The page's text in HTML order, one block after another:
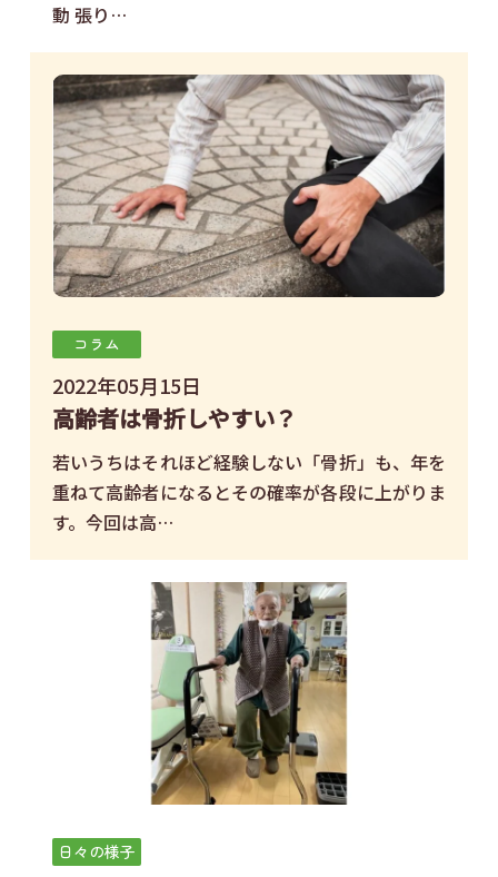
動 張り…
コラム
2022年05月15日
高齢者は骨折しやすい？
若いうちはそれほど経験しない「骨折」も、年を
重ねて高齢者になるとその確率が各段に上がりま
す。今回は高…
日々の様子